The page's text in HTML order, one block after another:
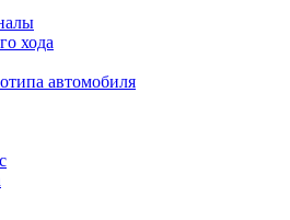
хода
автомобиля